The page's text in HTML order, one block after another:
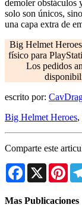
demoler obstáculos
solo son únicos,
una capa extra de
Big Helmet
físico para
Los pedidos
escrito por:
Big Helmet Heroes,
Comparte este
Facebook
X
Mas Publicaciones